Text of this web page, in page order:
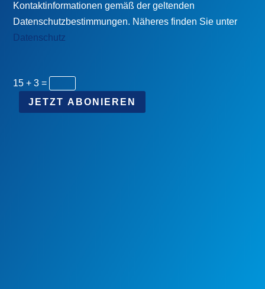
Kontaktinformationen gemäß der geltenden
Datenschutzbestimmungen. Näheres finden Sie unter
Datenschutz
15 + 3 =
JETZT ABONIEREN